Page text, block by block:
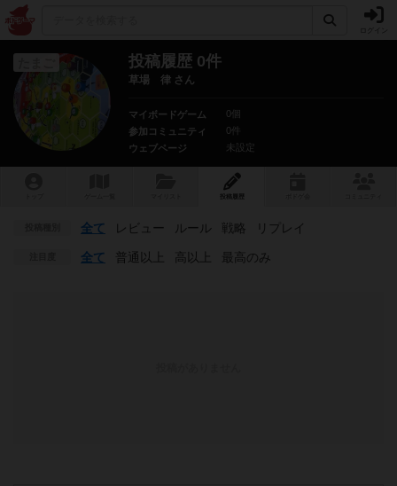
投稿履歴 0件
草場 律 さん
マイボードゲーム
0個
参加コミュニティ
0件
ウェブページ
未設定
投稿履歴
全て レビュー ルール 戦略 リプレイ
全て 普通以上 高以上 最高のみ